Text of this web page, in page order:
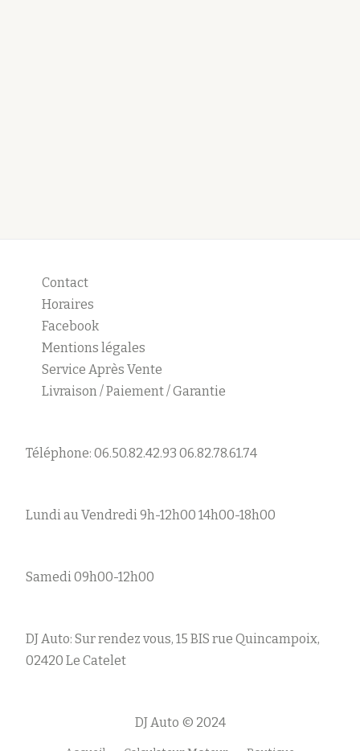
Contact
Horaires
Facebook
Mentions légales
Service Après Vente
Livraison / Paiement / Garantie
Téléphone: 06.50.82.42.93 06.82.78.61.74
Lundi au Vendredi 9h-12h00 14h00-18h00
Samedi 09h00-12h00
DJ Auto: Sur rendez vous, 15 BIS rue Quincampoix,
02420 Le Catelet
DJ Auto © 2024